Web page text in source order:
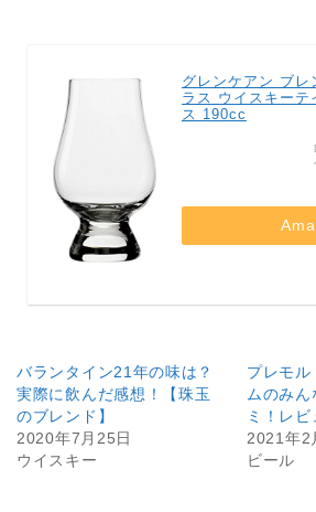
グレンケアン ブレ
ラス ウイスキーテ
ス 190cc
バランタイン21年の味は？
実際に飲んだ感想！【珠玉
のブレンド】
2020年7月25日
ウイスキー
プレモル
ムのみん
ミ！レビ
2021年2
ビール